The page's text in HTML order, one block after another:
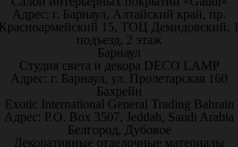
Адрес: г. Барнаул, Алтайский край, пр.
15, ТОЦ Демидовский, 1
подъезд, 2 этаж
Барнаул
Студия света и декора DECO LAMP
Адрес: г. Барнаул, ул. Пролетарская 160
Бахрейн
Exotic International General Trading Bahrain
Адрес: P.O. Box 3507, Jeddah, Saudi Arabia
Белгород, Дубовое
Декоративные отделочные материалы